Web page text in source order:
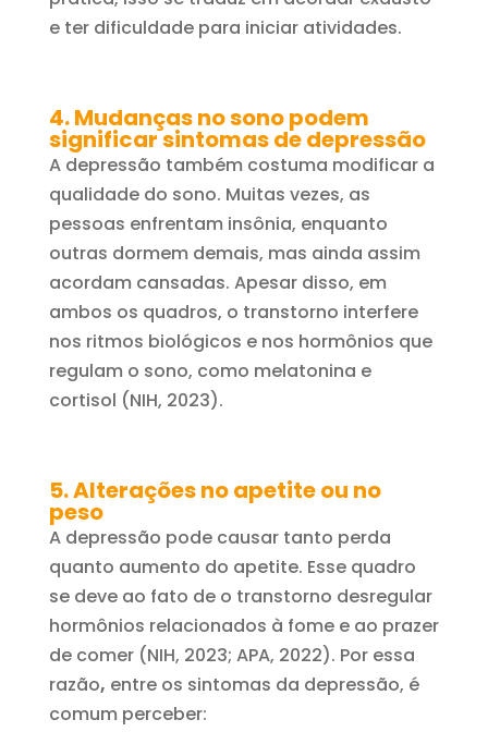
e ter dificuldade para iniciar atividades.
4. Mudanças no sono podem
significar sintomas de depressão
A depressão também costuma modificar a
qualidade do sono. Muitas vezes, as
pessoas enfrentam insônia, enquanto
outras dormem demais, mas ainda assim
acordam cansadas. Apesar disso, em
ambos os quadros, o transtorno interfere
nos ritmos biológicos e nos hormônios que
regulam o sono, como melatonina e
cortisol (NIH, 2023).
5. Alterações no apetite ou no
peso
A depressão pode causar tanto perda
quanto aumento do apetite. Esse quadro
se deve ao fato de o transtorno desregular
hormônios relacionados à fome e ao prazer
de comer (NIH, 2023; APA, 2022). Por essa
razão, entre os sintomas da depressão, é
comum perceber: